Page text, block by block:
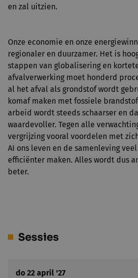
en zal uitzien.
Onze economie en onze
regionaler en duurzamer. Het is
stappen van globalisering en
afvalverwerking moet honderd
al het afval als grondstof wordt
komaf maken met fossiele
arbeid wordt steeds schaarser en
waardevoller. Tegen alle
vergrijzing vooral voordelen met
AI ons leven en de samenleving
efficiënter maken. Alles wordt dus
beter.
Sessies
do 22 april '27